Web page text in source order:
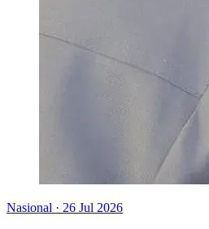
Nasional · 26 Jul 2026